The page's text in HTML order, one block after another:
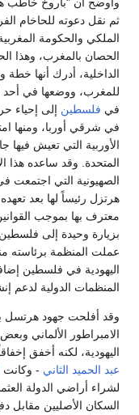
ثم نقل دعوته للحاخام
الملكي والحكومة
الحصان بالمغرب، وهذا
الداخلية، أدرك أنها خطة
للمغرب، ووضعها في أحد
في فلسطين إلى إحياء
الأوربية التي تعيش فيها
المتحدة. وقد ساعده
هرتزل رئيساً لها بعد
معترف بها بموجب
عملت المنظمة برئاسته
اليهودية في فلسطين
المنظمات الدولية لدعم
الامبراطور الألماني
اليهودية، لكنه أخفق
عبد الحميد الثاني - وكانت
لشراء أراضي الدولة
السكان الأصليين مقابل